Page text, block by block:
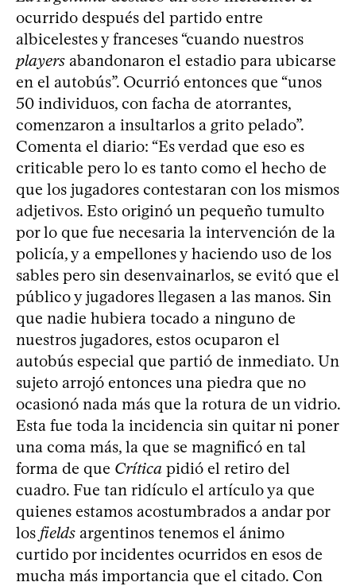
ocurrido después del partido entre
albicelestes y franceses “cuando nuestros
players abandonaron el estadio para ubicarse
en el autobús”. Ocurrió entonces que “unos
50 individuos, con facha de atorrantes,
comenzaron a insultarlos a grito pelado”.
Comenta el diario: “Es verdad que eso es
criticable pero lo es tanto como el hecho de
que los jugadores contestaran con los mismos
adjetivos. Esto originó un pequeño tumulto
por lo que fue necesaria la intervención de la
policía, y a empellones y haciendo uso de los
sables pero sin desenvainarlos, se evitó que el
público y jugadores llegasen a las manos. Sin
que nadie hubiera tocado a ninguno de
nuestros jugadores, estos ocuparon el
autobús especial que partió de inmediato. Un
sujeto arrojó entonces una piedra que no
ocasionó nada más que la rotura de un vidrio.
Esta fue toda la incidencia sin quitar ni poner
una coma más, la que se magnificó en tal
forma de que Crítica pidió el retiro del
cuadro. Fue tan ridículo el artículo ya que
quienes estamos acostumbrados a andar por
los fields argentinos tenemos el ánimo
curtido por incidentes ocurridos en esos de
mucha más importancia que el citado. Con